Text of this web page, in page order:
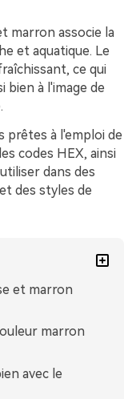
marron associe la
et aquatique. Le
ce qui
bien à l'image de
prêtes à l'emploi de
codes HEX, ainsi
dans des
des styles de
et marron
marron
avec le